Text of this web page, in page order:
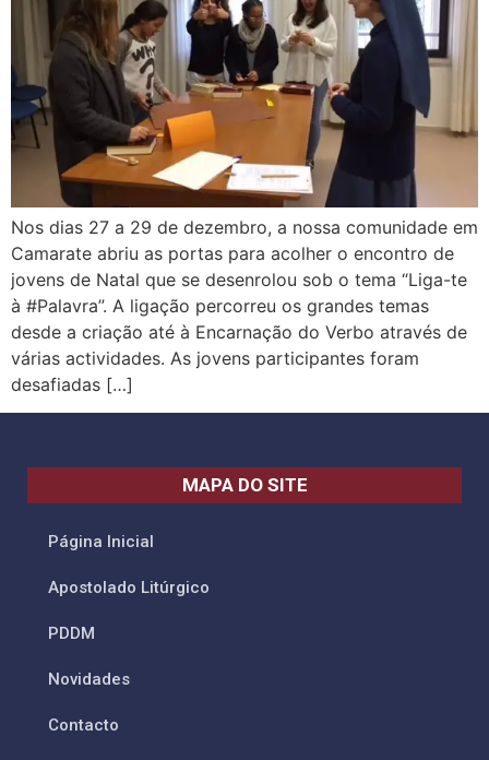
Nos dias 27 a 29 de dezembro, a nossa comunidade em
Camarate abriu as portas para acolher o encontro de
jovens de Natal que se desenrolou sob o tema “Liga-te
à #Palavra”. A ligação percorreu os grandes temas
desde a criação até à Encarnação do Verbo através de
várias actividades. As jovens participantes foram
desafiadas […]
MAPA DO SITE
Página Inicial
Apostolado Litúrgico
PDDM
Novidades
Contacto